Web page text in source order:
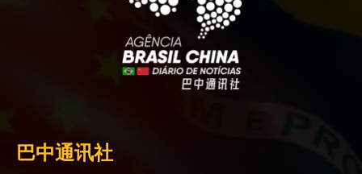
巴中通讯社